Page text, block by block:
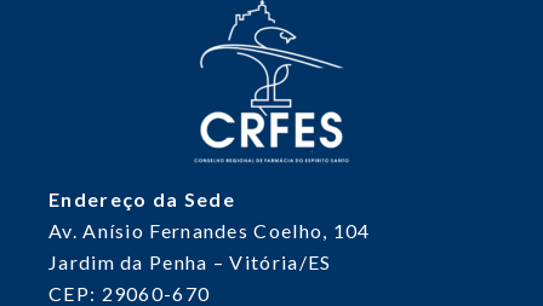
Endereço da Sede
Av. Anísio Fernandes Coelho, 104
Jardim da Penha – Vitória/ES
CEP: 29060-670